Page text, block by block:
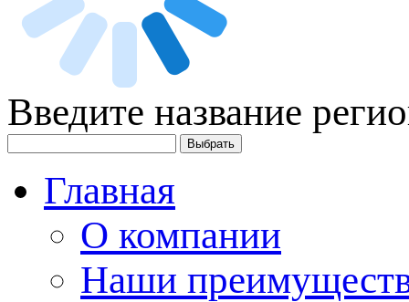
Введите название
Главная
О компании
Наши